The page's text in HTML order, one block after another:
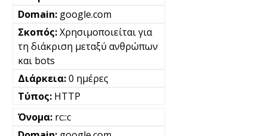
google.com
Χρησιμοποιείται για
τη διάκριση μεταξύ ανθρώπων
και bots
0 ημέρες
HTTP
rc::c